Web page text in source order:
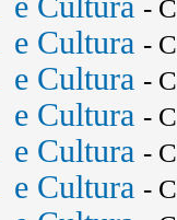
-
Cultura -
Cultura -
Cultura -
Cultura -
Cultura -